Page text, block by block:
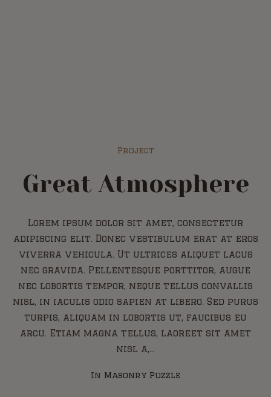
Project
Great Atmosphere
Lorem ipsum dolor sit amet, consectetur
adipiscing elit. Donec vestibulum erat at eros
viverra vehicula. Ut ultrices aliquet lacus
nec gravida. Pellentesque porttitor, augue
nec lobortis tempor, neque tellus convallis
nisl, in iaculis odio sapien at libero. Sed purus
turpis, aliquam in lobortis ut, faucibus eu
arcu. Etiam magna tellus, laoreet sit amet
nisl a,...
In Masonry Puzzle